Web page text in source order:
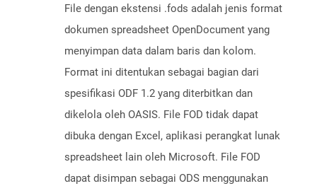
File dengan ekstensi .fods adalah jenis format
dokumen spreadsheet OpenDocument yang
menyimpan data dalam baris dan kolom.
Format ini ditentukan sebagai bagian dari
spesifikasi ODF 1.2 yang diterbitkan dan
dikelola oleh OASIS. File FOD tidak dapat
dibuka dengan Excel, aplikasi perangkat lunak
spreadsheet lain oleh Microsoft. File FOD
dapat disimpan sebagai ODS menggunakan